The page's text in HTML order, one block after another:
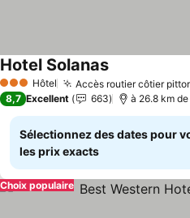
3 ÉtoilesHôtel Accès routier côtier
Hotel Solanas
8,7 Excellent 663 à 26.8 km
Sélectionnez des dates pour
les prix exacts
Choix populaire